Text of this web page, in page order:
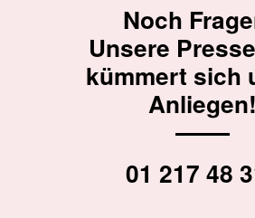
Noch
Unsere
kümmert sich
Anliegen!
01 217 48